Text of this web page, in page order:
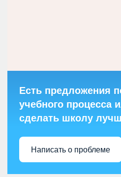
Есть предложения
учебного процесса
сделать школу
Написать о проблеме